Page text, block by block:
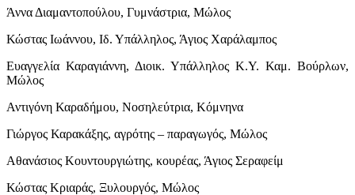
Άννα Διαμαντοπούλου, Γυμνάστρια, Μώλος
Κώστας Ιωάννου, Ιδ. Υπάλληλος, Άγιος Χαράλαμπος
Ευαγγελία Καραγιάννη, Διοικ. Υπάλληλος Κ.Υ. Καμ. Βούρλων,
Μώλος
Αντιγόνη Καραδήμου, Νοσηλεύτρια, Κόμνηνα
Γιώργος Καρακάξης, αγρότης – παραγωγός, Μώλος
Αθανάσιος Κουντουργιώτης, κουρέας, Άγιος Σεραφείμ
Κώστας Κριαράς, Ξυλουργός, Μώλος